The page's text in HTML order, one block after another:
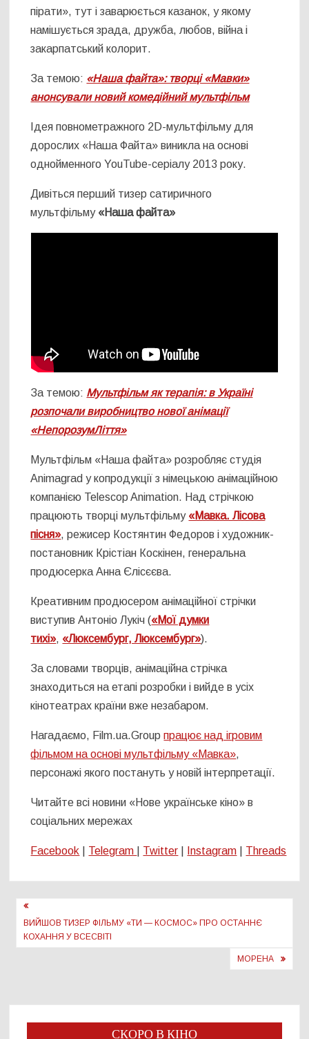
пірати», тут і заварюється казанок, у якому
намішується зрада, дружба, любов, війна і
закарпатський колорит.
За темою: «Наша файта»: творці «Мавки»
анонсували новий комедійний мультфільм
Ідея повнометражного 2D-мультфільму для
дорослих «Наша Файта» виникла на основі
однойменного YouTube-серіалу 2013 року.
Дивіться перший тизер сатиричного
мультфільму «Наша файта»
За темою: Мультфільм як терапія: в Україні
розпочали виробництво нової анімації
«НепорозумЛіття»
Мультфільм «Наша файта» розробляє студія
Animagrad у копродукції з німецькою анімаційною
компанією Telescop Animation. Над стрічкою
працюють творці мультфільму «Мавка. Лісова
пісня», режисер Костянтин Федоров і художник-
постановник Крістіан Коскінен, генеральна
продюсерка Анна Єлісєєва.
Креативним продюсером анімаційної стрічки
виступив Антоніо Лукіч («Мої думки
тихі», «Люксембург, Люксембург»).
За словами творців, анімаційна стрічка
знаходиться на етапі розробки і вийде в усіх
кінотеатрах країни вже незабаром.
Нагадаємо, Film.ua.Groupпрацює над ігровим
фільмом на основі мультфільму «Мавка»,
персонажі якого постануть у новій інтерпретації.
Читайте всі новини «Нове українське кіно» в
соціальних мережах
Facebook Telegram Twitter Instagram Threads
Навігація
записів
ВИЙШОВ ТИЗЕР ФІЛЬМУ «ТИ — КОСМОС» ПРО ОСТАННЄ
КОХАННЯ У ВСЕСВІТІ
МОРЕНА
СКОРО В КІНО